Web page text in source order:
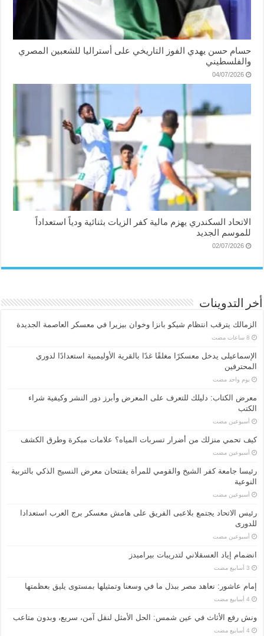
حسام حسن يهدي الفوز التاريخي على أستراليا للشعبين المصري
والفلسطيني
04/07/2026
الاتحاد السكندري يهزم مالية كفر الزيات بثنائية ودياً استعداداً
للموسم الجديد
02/07/2026
أخر التدوينات
الزمالك يترقب انتظام شيكو بانزا وخوان بيزيرا في معسكر العاصمة الجديدة
الإسماعیلی یدخل معسكرًا مغلقًا غدًا بالقرية الأوليمبية استعدادًا لدوري
المحترفين
‏يوم واحد مضت
معرض الكتاب: دليلك للتعرف على المعرض وأبرز دور النشر وكيفية شراء
الكتب
‏أسبوعين مضت
كيف تحمي منزلك من أضرار تسربات المياه؟ علامات مبكرة وطرق الكشف
‏أسبوعين مضت
رئيسا جامعة كفر الشيخ والقومي للمرأة يفتتحان معرض النسيج الذكي بالتربية
النوعية
‏أسبوعين مضت
رئيس الاتحاد يجتمع بلاعبى الفريق على هامش معسكر برج العرب استعدادا
للدورى
‏أسبوعين مضت
انضمام إياد العسقلاني لتدريبات بيراميدز
إمام عاشور: نعاهد مصر ببذل ما في وسعنا وتمثيلها بمستوى يليق بعظمتها
ونش رفع الأثاث في عين شمس: الحل الأمثل لنقل آمن، سريع، وبدون متاعب